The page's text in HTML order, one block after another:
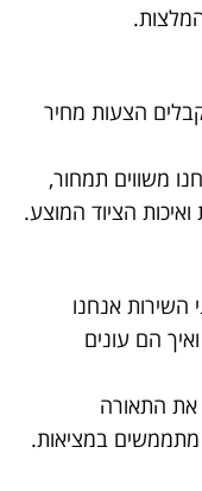
הצעות מחיר
משווים תמחור,
הציוד המוצע.
השירות אנחנו
הם עונים
את התאורה
מתממשים במציאות.